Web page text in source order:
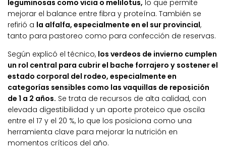
leguminosas como vicia o melilotus, lo que permite
mejorar el balance entre fibra y proteína. También se
refirió a la alfalfa, especialmente en el sur provincial,
tanto para pastoreo como para confección de reservas.
Según explicó el técnico, los verdeos de invierno cumplen
un rol central para cubrir el bache forrajero y sostener el
estado corporal del rodeo, especialmente en
categorías sensibles como las vaquillas de reposición
de 1 a 2 años. Se trata de recursos de alta calidad, con
elevada digestibilidad y un aporte proteico que oscila
entre el 17 y el 20 %, lo que los posiciona como una
herramienta clave para mejorar la nutrición en
momentos críticos del año.